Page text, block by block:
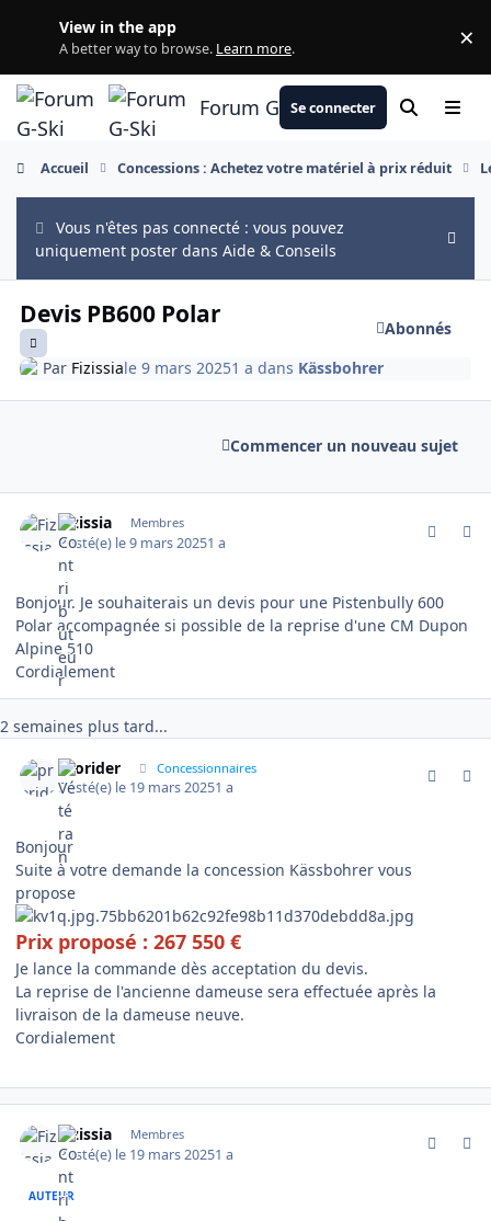
View in the app
A better way to browse. Learn more. ×
Forum G-SkiSe connecter Rechercher
Menu
Accueil Concessions : Achetez votre matériel à prix réduit
Vous n'êtes pas connecté : vous pouvez
uniquement poster dans Aide & Conseils
Hide
Devis PB600 Polar
Abonnés
Par Fizissiale 9 mars 20251 a dans Kässbohrer
Commencer un nouveau sujet
Fizissia Membres
Posté(e) le 9 mars 20251 a
Bonjour. Je souhaiterais un devis pour une Pistenbully 600
Polar accompagnée si possible de la reprise d'une CM Dupon
Alpine 510
Cordialement
2 semaines plus tard...
prorider Concessionnaires
Posté(e) le 19 mars 20251 a
Bonjour
Suite à votre demande la concession Kässbohrer vous
propose
Prix proposé : 267 550 €
Je lance la commande dès acceptation du devis.
La reprise de l'ancienne dameuse sera effectuée après la
livraison de la dameuse neuve.
Cordialement
Fizissia Membres
Posté(e) le 19 mars 20251 a
AUTEUR